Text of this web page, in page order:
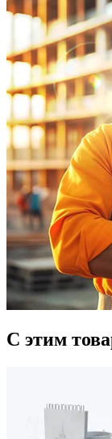
С этим